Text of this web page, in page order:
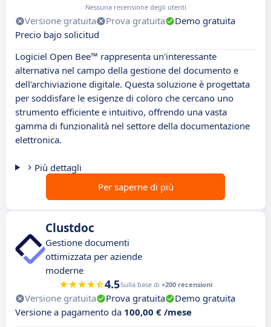
Nessuna recensione degli utenti
Versione gratuita Prova gratuita
Demo gratuita
Precio bajo solicitud
Logiciel Open Bee™ rappresenta un'interessante
alternativa nel campo della gestione del documento e
dell'archiviazione digitale. Questa soluzione è progettata
per soddisfare le esigenze di coloro che cercano uno
strumento efficiente e intuitivo, offrendo una vasta
gamma di funzionalità nel settore della documentazione
elettronica.
Più dettagli
Per saperne di più
Clustdoc
Gestione documenti
ottimizzata per aziende
moderne
4.5Sulla base di +200 recensioni
Versione gratuita Prova gratuita
Demo gratuita
Versione a pagamento da 100,00 € /mese